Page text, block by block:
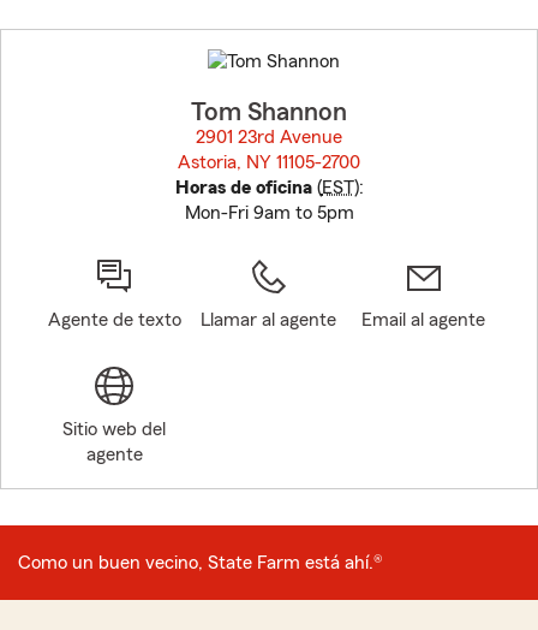
to
before
Tom Shannon
2901 23rd Avenue
Astoria, NY 11105-2700
Horas de oficina(EST):
Mon-Fri 9am to 5pm
Agente de texto Llamar al agente Email al agente
Sitio web del
agente
Como un buen vecino, State Farm está ahí.®